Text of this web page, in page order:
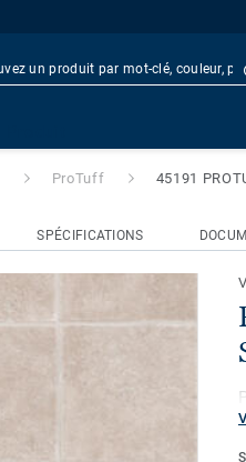
ProTuff 45191
SPÉCIFICATIONS